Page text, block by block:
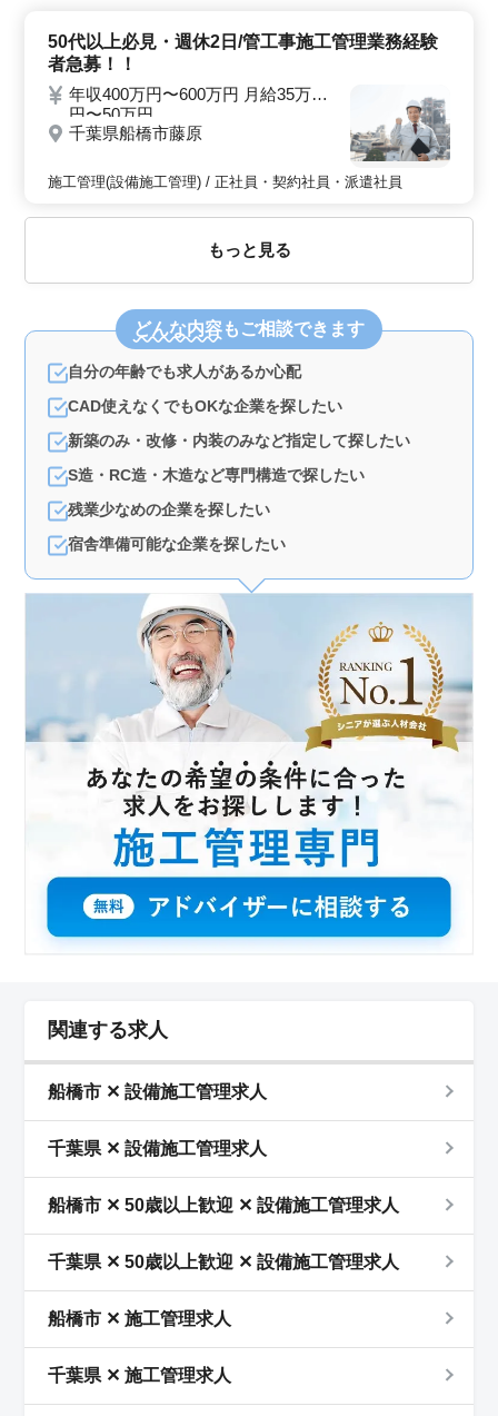
50代以上必見・週休2日/管工事施工管理業務経験
者急募！！
年収400万円〜600万円 月給35万
円〜50万円
千葉県船橋市藤原
施工管理(設備施工管理) / 正社員・契約社員・派遣社員
もっと見る
どんな内容もご相談できます
自分の年齢でも求人があるか心配
CAD使えなくでもOKな企業を探したい
新築のみ・改修・内装のみなど指定して探したい
S造・RC造・木造など専門構造で探したい
残業少なめの企業を探したい
宿舎準備可能な企業を探したい
関連する求人
船橋市 ✕ 設備施工管理求人
千葉県 ✕ 設備施工管理求人
船橋市 ✕ 50歳以上歓迎 ✕ 設備施工管理求人
千葉県 ✕ 50歳以上歓迎 ✕ 設備施工管理求人
船橋市 ✕ 施工管理求人
千葉県 ✕ 施工管理求人